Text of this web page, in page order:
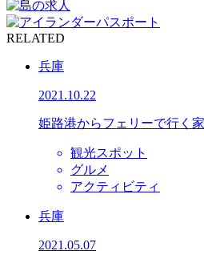
RELATED
兵庫
2021.10.22
姫路港からフェリーで行く
観光スポット
グルメ
アクティビティ
兵庫
2021.05.07